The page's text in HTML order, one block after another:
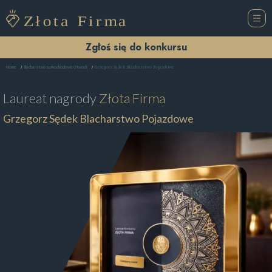
Zgłoś się do konkursu
Home Blacharstwo samochodowe Otwock Grzegorz Sędek Blacharstwo Pojazdowe
Laureat nagrodyZłota Firma
Grzegorz Sędek Blacharstwo Pojazdowe